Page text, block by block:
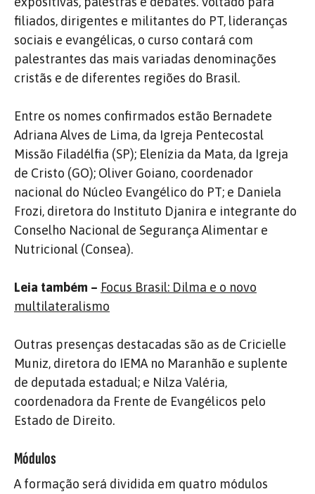
filiados, dirigentes e militantes do PT, lideranças
sociais e evangélicas, o curso contará com
palestrantes das mais variadas denominações
cristãs e de diferentes regiões do Brasil.
Entre os nomes confirmados estão Bernadete
Adriana Alves de Lima, da Igreja Pentecostal
Missão Filadélfia (SP); Elenízia da Mata, da Igreja
de Cristo (GO); Oliver Goiano, coordenador
nacional do Núcleo Evangélico do PT; e Daniela
Frozi, diretora do Instituto Djanira e integrante do
Conselho Nacional de Segurança Alimentar e
Nutricional (Consea).
Leia também – Focus Brasil: Dilma e o novo
multilateralismo
Outras presenças destacadas são as de Cricielle
Muniz, diretora do IEMA no Maranhão e suplente
de deputada estadual; e Nilza Valéria,
coordenadora da Frente de Evangélicos pelo
Estado de Direito.
Módulos
A formação será dividida em quatro módulos